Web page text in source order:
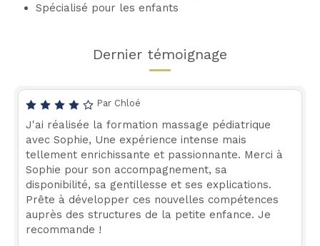
Spécialisé pour les enfants
Dernier témoignage
Par Chloé
J'ai réalisée la formation massage pédiatrique
avec Sophie, Une expérience intense mais
tellement enrichissante et passionnante. Merci à
Sophie pour son accompagnement, sa
disponibilité, sa gentillesse et ses explications.
Prête à développer ces nouvelles compétences
auprès des structures de la petite enfance. Je
recommande !